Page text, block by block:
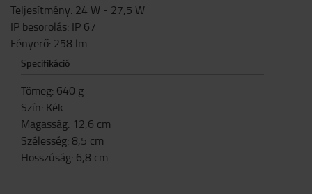
Teljesítmény: 24 W - 27,5 W
IP besorolás: IP 67
Fényerő: 258 lm
Specifikáció
Tömeg: 640 g
Szín: Kék
Magasság: 12,6 cm
Szélesség: 8,5 cm
Hosszúság: 6,8 cm